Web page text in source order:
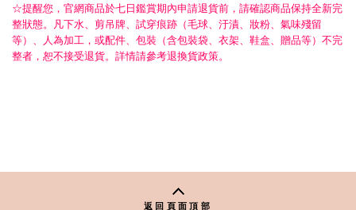
☆提醒您，官網商品於七日鑑賞期內申請退貨前，請確認商品保持全新完
整狀態。凡下水、剪吊牌、試穿痕跡（毛球、汙漬、妝粉、氣味殘留
等）、人為加工，或配件、包裝（含包裝袋、衣架、鞋盒、贈品等）不完
整者，恕不接受退貨。詳情請參考退換貨政策。
返回頁面頂部